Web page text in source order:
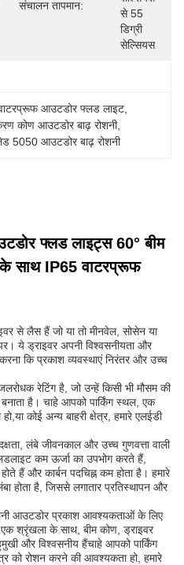
संचालन तापमान:
से 55
डिग्री
सेल्सियस
आउटडोर फ्लड लाइट
कोण आउटडोर बाढ़ रोशनी,
5050 आउटडोर बाढ़ रोशनी
फ्लड लाइट्स 60° बीम
साथ IP65 वाटरप्रूफ
से लैस हैं जो या तो मीनवेल, सोसेन या
ये ड्राइवर अपनी विश्वसनीयता और
कि प्रकाश व्यवस्थाएं निरंतर और उच्च
रेटिंग है, जो उन्हें किसी भी मौसम की
है। चाहे आपको पार्किंग स्थल, एक
कोई अन्य बाहरी क्षेत्र, हमारे एलईडी
लंबे जीवनकाल और उच्च गुणवत्ता वाली
कम ऊर्जा का उपभोग करते हैं,
हैं और कार्बन पदचिह्न कम होता है। हमारे
होता है, जिससे लगातार प्रतिस्थापन और
आउटडोर प्रकाश आवश्यकताओं के लिए
एक श्रृंखला के साथ, बीम कोण, ड्राइवर
और विश्वसनीय हैंचाहे आपको पार्किंग
को रोशन करने की आवश्यकता हो, हमारे